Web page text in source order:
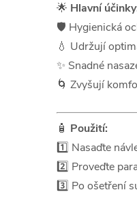
🌟 Hlavní
🛡️ Hygienická
💧 Udržují
✨ Snadné
🌀 Zvyšují
🧴 Použití:
1️⃣ Nasaďte
2️⃣ Proveďte
3️⃣ Po ošetření